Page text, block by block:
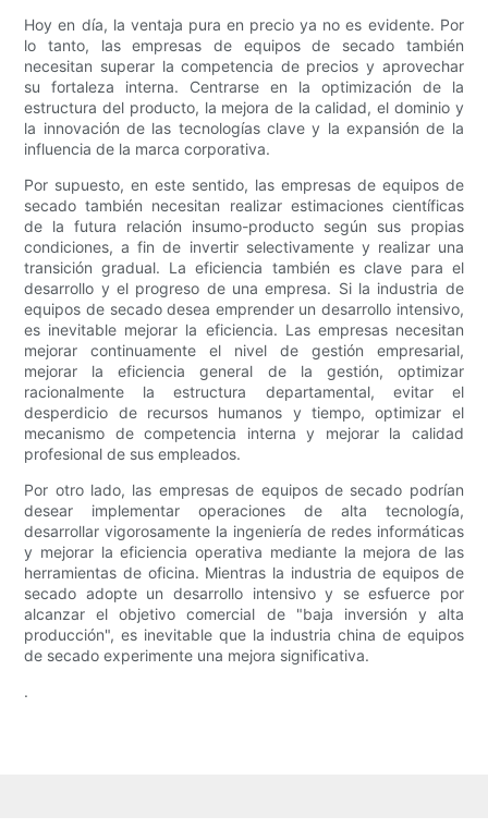
Hoy en día, la ventaja pura en precio ya no es evidente. Por
lo tanto, las empresas de equipos de secado también
necesitan superar la competencia de precios y aprovechar
su fortaleza interna. Centrarse en la optimización de la
estructura del producto, la mejora de la calidad, el dominio y
la innovación de las tecnologías clave y la expansión de la
influencia de la marca corporativa.
Por supuesto, en este sentido, las empresas de equipos de
secado también necesitan realizar estimaciones científicas
de la futura relación insumo-producto según sus propias
condiciones, a fin de invertir selectivamente y realizar una
transición gradual. La eficiencia también es clave para el
desarrollo y el progreso de una empresa. Si la industria de
equipos de secado desea emprender un desarrollo intensivo,
es inevitable mejorar la eficiencia. Las empresas necesitan
mejorar continuamente el nivel de gestión empresarial,
mejorar la eficiencia general de la gestión, optimizar
racionalmente la estructura departamental, evitar el
desperdicio de recursos humanos y tiempo, optimizar el
mecanismo de competencia interna y mejorar la calidad
profesional de sus empleados.
Por otro lado, las empresas de equipos de secado podrían
desear implementar operaciones de alta tecnología,
desarrollar vigorosamente la ingeniería de redes informáticas
y mejorar la eficiencia operativa mediante la mejora de las
herramientas de oficina. Mientras la industria de equipos de
secado adopte un desarrollo intensivo y se esfuerce por
alcanzar el objetivo comercial de "baja inversión y alta
producción", es inevitable que la industria china de equipos
de secado experimente una mejora significativa.
.